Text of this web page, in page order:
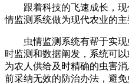
跟着科技的飞速成长，现
情监测系统做为现代农业的主
虫情监测系统有帮于实现
时监测和数据阐发，系统可
为农人供给及时精确的虫害
前采纳无效的防治办法，避